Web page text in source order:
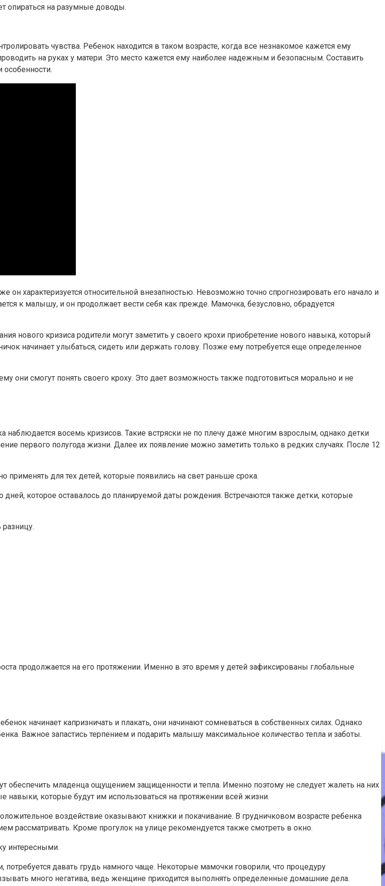
опираться на разумные доводы.
чувства. Ребенок находится в таком возрасте, когда все незнакомое кажется ему
на руках у матери. Это место кажется ему наиболее надежным и безопасным. Составить
характеризуется относительной внезапностью. Невозможно точно спрогнозировать его начало и
к малышу, и он продолжает вести себя как прежде. Мамочка, безусловно, обрадуется
нового кризиса родители могут заметить у своего крохи приобретение нового навыка, который
начинает улыбаться, сидеть или держать голову. Позже ему потребуется еще определенное
они смогут понять своего кроху. Это дает возможность также подготовиться морально и не
наблюдается восемь кризисов. Такие встряски не по плечу даже многим взрослым, однако детки
первого полугода жизни. Далее их появление можно заметить только в редких случаях. После 12
для тех детей, которые появились на свет раньше срока.
которое оставалось до планируемой даты рождения. Встречаются также детки, которые
продолжается на его протяжении. Именно в это время у детей зафиксированы глобальные
начинает капризничать и плакать, они начинают сомневаться в собственных силах. Однако
Важное запастись терпением и подарить малышу максимальное количество тепла и заботы.
обеспечить младенца ощущением защищенности и тепла. Именно поэтому не следует жалеть на них
которые будут им использоваться на протяжении всей жизни.
воздействие оказывают книжки и покачивание. В грудничковом возрасте ребенка
рассматривать. Кроме прогулок на улице рекомендуется также смотреть в окно.
интересными.
давать грудь намного чаще. Некоторые мамочки говорили, что процедуру
много негатива, ведь женщине приходится выполнять определенные домашние дела.